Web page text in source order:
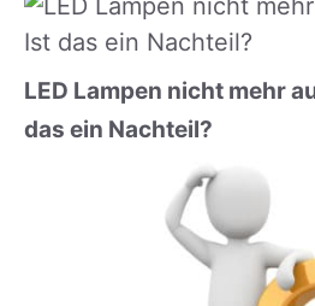
LED Lampen nicht mehr
das ein Nachteil?